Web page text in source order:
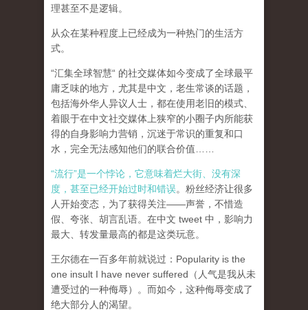
理甚至不是逻辑。
从众在某种程度上已经成为一种热门的生活方
式。
“汇集全球智慧“ 的社交媒体如今变成了全球最平
庸乏味的地方，尤其是中文，老生常谈的话题，
包括海外华人异议人士，都在使用老旧的模式、
着眼于在中文社交媒体上狭窄的小圈子内所能获
得的自身影响力营销，沉迷于常识的重复和口
水，完全无法感知他们的联合价值……
“流行”是一个悖论，它意味着烂大街、没有深
度，甚至已经开始过时和错误。粉丝经济让很多
人开始变态，为了获得关注——声誉，不惜造
假、夸张、胡言乱语。在中文 tweet 中，影响力
最大、转发量最高的都是这类玩意。
王尔德在一百多年前就说过：Popularity is the
one insult I have never suffered（人气是我从未
遭受过的一种侮辱）。而如今，这种侮辱变成了
绝大部分人的渴望。